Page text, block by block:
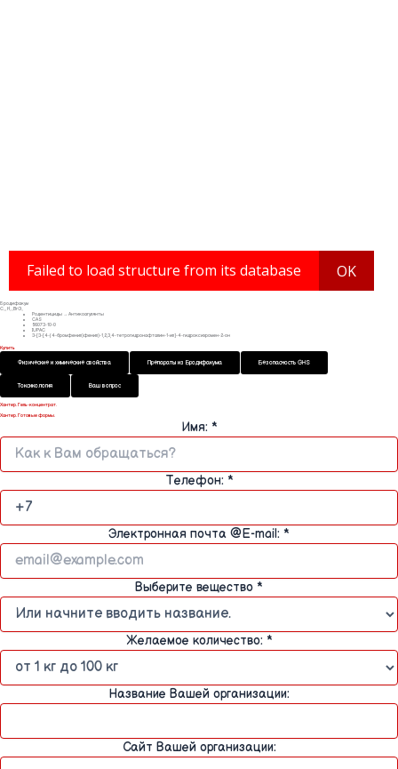
Бродифакум
C₃₁H₂₃BrO₃
Родентициды → Антикоагулянты
CAS
56073-10-0
IUPAC
3-[3-[4-(4-бромфенил)фенил)-1,2,3,4-тетрогидронафталин-1-ил]-4-гидроксихромен-2-он
Купить
Физические и химические свойства Препараты из Бродифакума Безопасность GHS
Токсикология Ваш вопрос
Хантер. Гель-концентрат.
Хантер. Готовые формы.
Имя: *
Телефон: *
Электронная почта @E-mail: *
Выберите вещество *
Желаемое количество: *
Название Вашей организации:
Сайт Вашей организации: